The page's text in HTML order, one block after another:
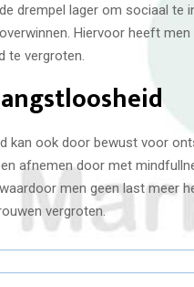
drempel lager om sociaal te
Hiervoor heeft
te vergroten.
kan ook door bewust voor
afnemen door met
men geen last meer
vergroten.